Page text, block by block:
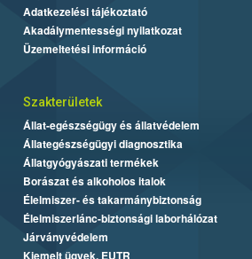
Adatkezelési tájékoztató
Akadálymentességi nyilatkozat
Üzemeltetési információ
Szakterületek
Állat-egészségügy és állatvédelem
Állategészségügyi diagnosztika
Állatgyógyászati termékek
Borászat és alkoholos italok
Élelmiszer- és takarmánybiztonság
Élelmiszerlánc-biztonsági laborhálózat
Járványvédelem
Kiemelt ügyek, EUTR